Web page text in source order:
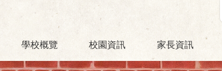
學校概覽 校園資訊 家長資訊